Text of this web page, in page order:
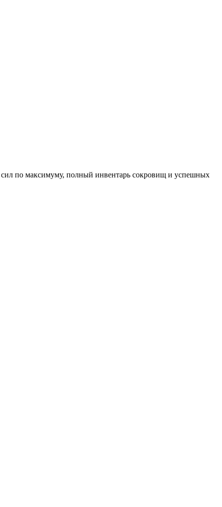
по максимуму, полный инвентарь сокровищ и успешных